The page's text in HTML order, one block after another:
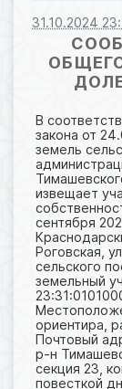
31.10.2024
В
закона от
земель
извещает
сентября
Роговская,
сельского
земельный
ориентира,
Почтовый
р-н
секция 23,
повесткой